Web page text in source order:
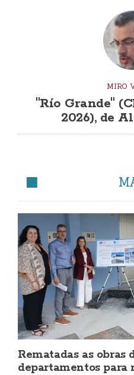
MIRO
"Río Grande"
2026), de
Rematadas as obras
departamentos para